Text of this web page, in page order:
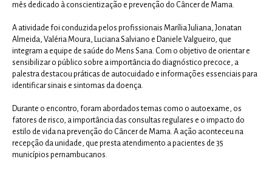
mês dedicado à conscientização e prevenção do Câncer de Mama.
A atividade foi conduzida pelos profissionais Marília Juliana, Jonatan
Almeida, Valéria Moura, Luciana Salviano e Daniele Valgueiro, que
integram a equipe de saúde do Mens Sana. Com o objetivo de orientar e
sensibilizar o público sobre a importância do diagnóstico precoce, a
palestra destacou práticas de autocuidado e informações essenciais para
identificar sinais e sintomas da doença.
Durante o encontro, foram abordados temas como o autoexame, os
fatores de risco, a importância das consultas regulares e o impacto do
estilo de vida na prevenção do Câncer de Mama. A ação aconteceu na
recepção da unidade, que presta atendimento a pacientes de 35
municípios pernambucanos.